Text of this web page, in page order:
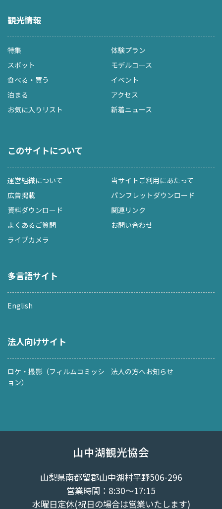
観光情報
特集
体験プラン
スポット
モデルコース
食べる・買う
イベント
泊まる
アクセス
お気に入りリスト
新着ニュース
このサイトについて
運営組織について
当サイトご利用にあたって
広告掲載
パンフレットダウンロード
資料ダウンロード
関連リンク
よくあるご質問
お問い合わせ
ライブカメラ
多言語サイト
English
法人向けサイト
ロケ・撮影（フィルムコミッシ
ョン）
法人の方へお知らせ
山中湖観光協会
山梨県南都留郡山中湖村平野506-296
営業時間：8:30～17:15
水曜日定休(祝日の場合は営業いたします)